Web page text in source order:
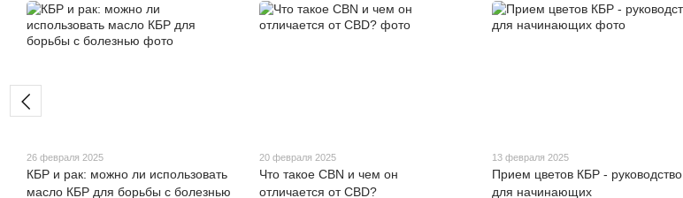
26 февраля 2025
КБР и рак: можно ли использовать
масло КБР для борьбы с болезнью
20 февраля 2025
Что такое CBN и чем он
отличается от CBD?
13 февраля 2025
Прием цветов КБР - руководство
для начинающих